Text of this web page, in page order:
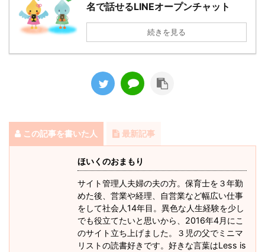
名で話せるLINEオープンチャット
続きを見る
この記事を書いた人 最新記事
ほいくのおまもり
サイト管理人夫婦の夫の方。保育士を３年勤
めた後、営業や経理、自営業など幅広い仕事
をして社会人14年目。異色な人生経験を少し
でも役立てたいと思いから、2016年4月にこ
のサイト立ち上げました。３児の父でミニマ
リストの読書好きです。好きな言葉はLess is